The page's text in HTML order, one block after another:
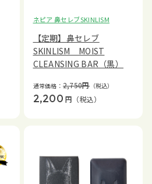
ネピア 鼻セレブSKINLISM
【定期】鼻セレブ
SKINLISM MOIST
CLEANSING BAR（黒）
通常価格： 2,750円（税込）
2,200 円 （税込）